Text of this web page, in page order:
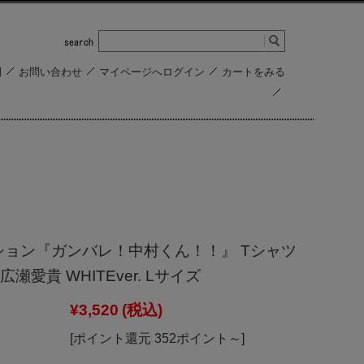
お問い合わせ マイページへログイン カートをみる
ン『ガンバレ！中村くん！！』 Tシャツ
瀬愛貴 WHITEver. Lサイズ
¥3,520 (税込)
[ポイント還元 352ポイント～]